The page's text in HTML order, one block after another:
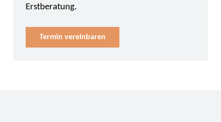
Erstberatung.
Termin vereinbaren